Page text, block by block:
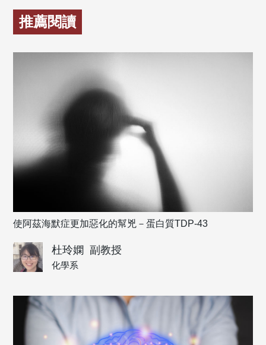
推薦閱讀
使阿茲海默症更加惡化的幫兇－蛋白質TDP-43
杜玲嫻 副教授
化學系